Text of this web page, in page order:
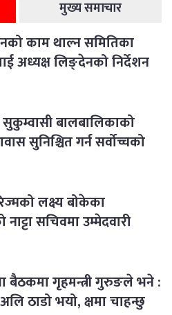
मुख्य समाचार
काम थाल्न समितिका
अध्यक्ष लिङ्देनको निर्देशन
सुकुम्वासी बालबालिकाको
सुनिश्चित गर्न सर्वोच्चको
लक्ष्य बोकेका
सचिवमा उम्मेदवारी
बैठकमा गृहमन्त्री गुरुङले भने :
ठाडो भयो, क्षमा चाहन्छु